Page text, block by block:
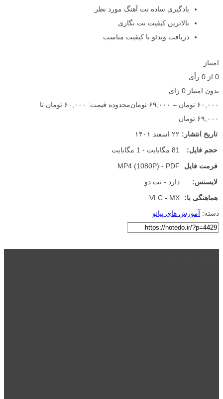
یادگیری ساده نت آهنگ مورد نظر
بالاترین کیفیت نت نگاری
دریافت ویدئو با کیفیت مناسب
امتیاز
0 از 0 رأی
بدون امتیاز 0 رای
۶۰,۰۰۰ تومان – ۶۹,۰۰۰ تومان
محدوده قیمت: ۶۰,۰۰۰ تومان تا
۶۹,۰۰۰ تومان
تاریخ انتشار: ۲۲ اسفند ۱۴۰۱
حجم فایل:
81 مگابایت - 1 مگابایت
فرمت فایل
MP4 (1080P) - PDF
لایسنس:
دارد - نت دو
هماهنگی با:
VLC - MX
دسته: آموزش های پیانو